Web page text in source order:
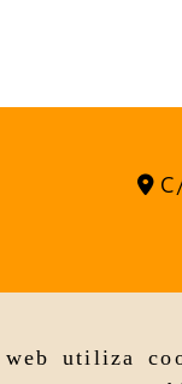
utiliza